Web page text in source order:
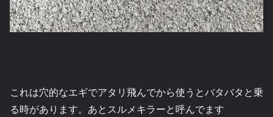
これは穴的なエギでアタリ飛んでから使うとバタバタと乗
る時があります。あとスルメキラーと呼んでます